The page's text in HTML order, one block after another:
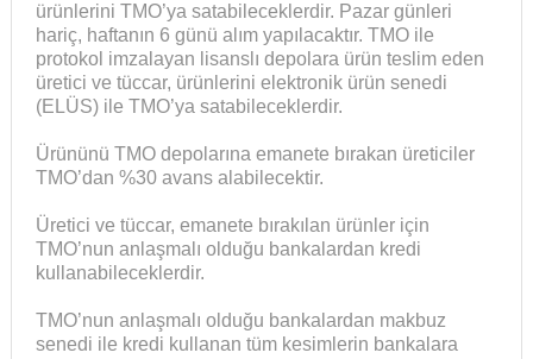
ürünlerini TMO’ya satabileceklerdir. Pazar günleri
hariç, haftanın 6 günü alım yapılacaktır. TMO ile
protokol imzalayan lisanslı depolara ürün teslim eden
üretici ve tüccar, ürünlerini elektronik ürün senedi
(ELÜS) ile TMO’ya satabileceklerdir.
Ürününü TMO depolarına emanete bırakan üreticiler
TMO’dan %30 avans alabilecektir.
Üretici ve tüccar, emanete bırakılan ürünler için
TMO’nun anlaşmalı olduğu bankalardan kredi
kullanabileceklerdir.
TMO’nun anlaşmalı olduğu bankalardan makbuz
senedi ile kredi kullanan tüm kesimlerin bankalara